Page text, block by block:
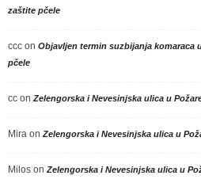
zaštite pčele
ccc on Objavljen termin suzbijanja komaraca
pčele
cc on Zelengorska i Nevesinjska ulica u
Mira on Zelengorska i Nevesinjska ulica u
Milos on Zelengorska i Nevesinjska ulica u